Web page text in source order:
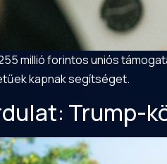
millió forintos uniós
kapnak segítséget.
Trump-